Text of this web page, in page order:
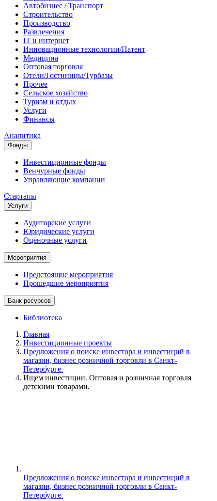
Автобизнес / Транспорт
Строительство
Производство
Развлечения
IT и интернет
Инновационные технологии/Патент
Медицина
Оптовая торговля
Отели/Гостиницы/Турбазы
Прочее
Сельское хозяйство
Туризм и отдых
Услуги
Финансы
Аналитика
Фонды
Инвестиционные фонды
Венчурные фонды
Управляющие компании
Стартапы
Услуги
Аудиторские услуги
Юридические услуги
Оценочные услуги
Мероприятия
Предстоящие мероприятия
Прошедшие мероприятия
Банк ресурсов
Библиотека
Главная
Инвестиционные проекты
Предложения о поиске инвестора и инвестиций в
магазин, бизнес розничной торговли в Санкт-
Петербурге.
Ищем инвестиции. Оптовая и розничная торговля
детскими товарами.
Предложения о поиске инвестора и инвестиций в
магазин, бизнес розничной торговли в Санкт-
Петербурге.